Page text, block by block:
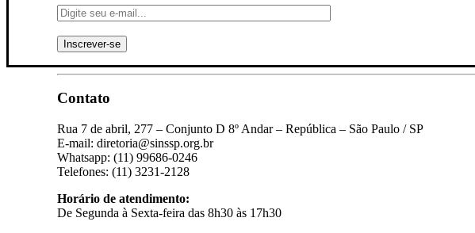
Contato
Rua 7 de abril, 277 – Conjunto D 8º Andar – República – São Paulo / SP
E-mail: diretoria@sinssp.org.br
Whatsapp: (11) 99686-0246
Telefones: (11) 3231-2128
Horário de atendimento:
De Segunda à Sexta-feira das 8h30 às 17h30